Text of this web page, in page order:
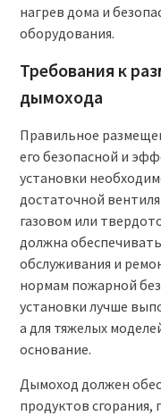
нагрев дома и
оборудования.
Требования к
дымохода
Правильное
его безопасной и
установки
достаточной
газовом или
должна
обслуживания и
нормам пожарной
установки лучше
а для тяжелых
основание.
Дымоход должен
продуктов сгорания,